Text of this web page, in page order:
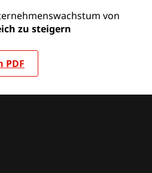
von
zu steigern
PDF